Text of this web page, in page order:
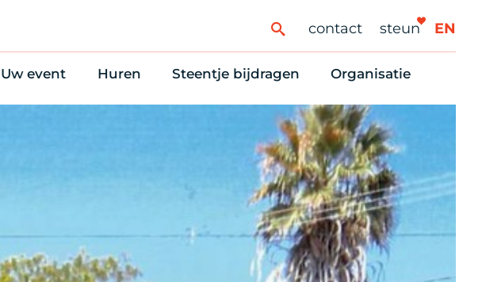
contact steun EN
Uw event
Zelf iets organiseren
Diner en receptie
Trouwen
Huren
Woningaanbod
Wachtlijst voor woningzoekenden
Onderhoudsmeldingen en huurvragen
Steentje bijdragen
Steun Vondelkerk!
Tien manieren om te helpen
Onze Vrienden
Vriendennieuws
Schenken, nalaten en ANBI
6 redenen om mee te doen
Organisatie
Ons
Stadsherstel nu
Onze Vrijwilligers
Werken bij
Nieuws en
Stadsherstel